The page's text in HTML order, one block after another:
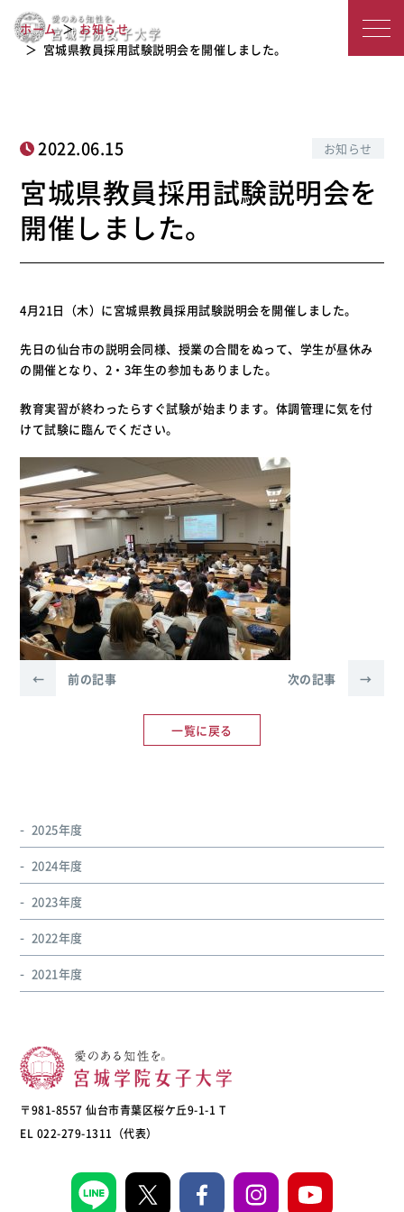
城
子
大
学
宮城県教員採用試験説明会を開催しま
した。
ホーム
お知らせ
宮城県教員採用試験説明会を開催しました。
2022.06.15 お知らせ
宮城県教員採用試験説明会を
開催しました。
4月21日（木）に宮城県教員採用試験説明会を開催しました。
先日の仙台市の説明会同様、授業の合間をぬって、学生が昼休み
の開催となり、2・3年生の参加もありました。
教育実習が終わったらすぐ試験が始まります。体調管理に気を付
けて試験に臨んでください。
← 前の記事
一覧に戻る
次の記事 →
2025年度
2024年度
2023年度
2022年度
2021年度
〒981-8557 仙台市青葉区桜ケ丘9-1-1 T
EL 022-279-1311（代表）